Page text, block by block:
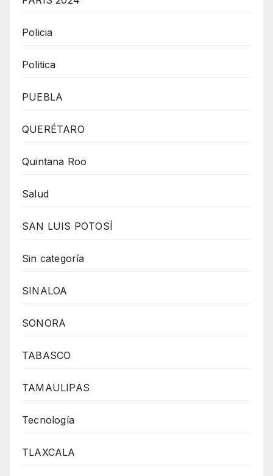
Policia
Politica
PUEBLA
QUERÉTARO
Quintana Roo
Salud
SAN LUIS POTOSÍ
Sin categoría
SINALOA
SONORA
TABASCO
TAMAULIPAS
Tecnología
TLAXCALA